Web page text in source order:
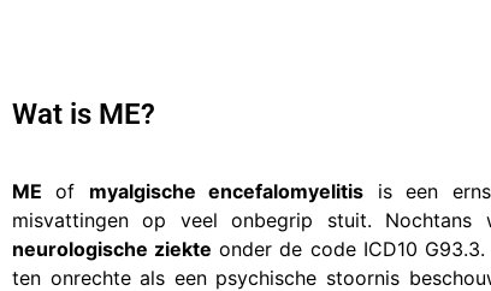
Wat is ME?
ME of myalgische encefalomyelitis is een
misvattingen op veel onbegrip stuit.
neurologische ziekte onder de code ICD10
ten onrechte als een psychische stoornis